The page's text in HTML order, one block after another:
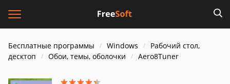
Бесплатные программы Windows
Рабочий стол,
десктоп
Обои, темы, оболочки Aero8Tuner